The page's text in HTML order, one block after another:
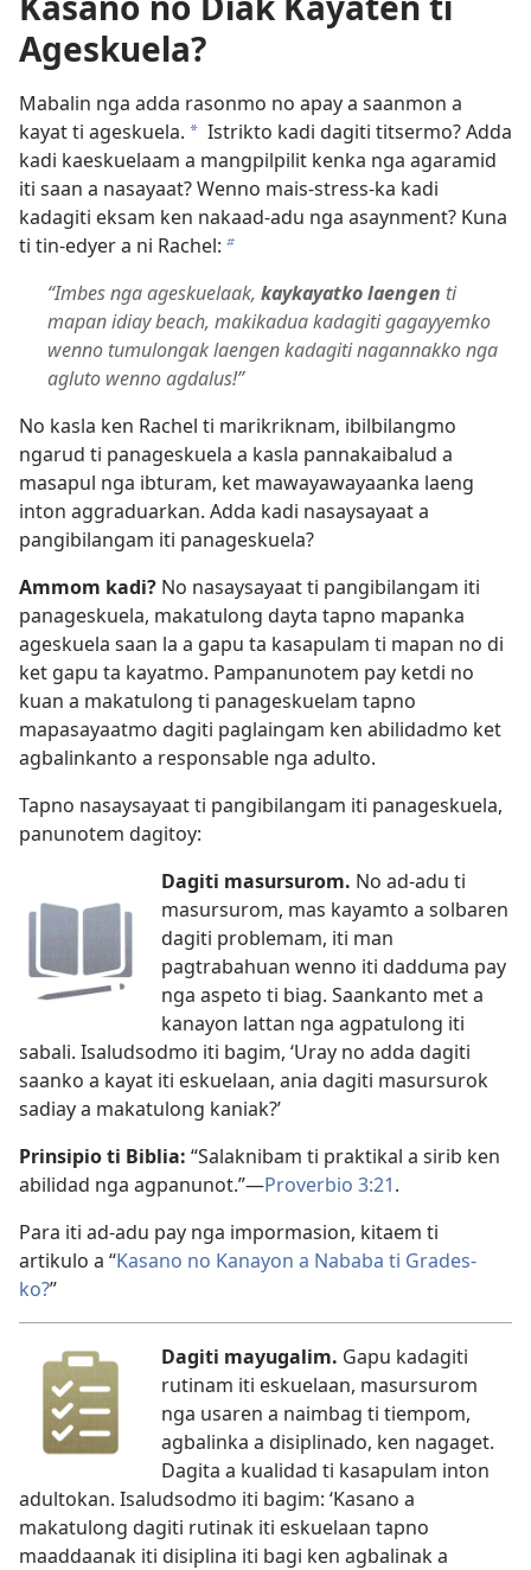
Ageskuela?
Mabalin nga adda rasonmo no apay a saanmon a
kayat ti ageskuela. a Istrikto kadi dagiti titsermo? Adda
kadi kaeskuelaam a mangpilpilit kenka nga agaramid
iti saan a nasayaat? Wenno mais-stress-ka kadi
kadagiti eksam ken nakaad-adu nga asaynment? Kuna
ti tin-edyer a ni Rachel: b
“Imbes nga ageskuelaak, kaykayatko laengen ti
mapan idiay beach, makikadua kadagiti gagayyemko
wenno tumulongak laengen kadagiti nagannakko nga
agluto wenno agdalus!”
No kasla ken Rachel ti marikriknam, ibilbilangmo
ngarud ti panageskuela a kasla pannakaibalud a
masapul nga ibturam, ket mawayawayaanka laeng
inton aggraduarkan. Adda kadi nasaysayaat a
pangibilangam iti panageskuela?
Ammom kadi? No nasaysayaat ti pangibilangam iti
panageskuela, makatulong dayta tapno mapanka
ageskuela saan la a gapu ta kasapulam ti mapan no di
ket gapu ta kayatmo. Pampanunotem pay ketdi no
kuan a makatulong ti panageskuelam tapno
mapasayaatmo dagiti paglaingam ken abilidadmo ket
agbalinkanto a responsable nga adulto.
Tapno nasaysayaat ti pangibilangam iti panageskuela,
panunotem dagitoy:
Dagiti masursurom. No ad-adu ti
masursurom, mas kayamto a solbaren
dagiti problemam, iti man
pagtrabahuan wenno iti dadduma pay
nga aspeto ti biag. Saankanto met a
kanayon lattan nga agpatulong iti
sabali. Isaludsodmo iti bagim, ‘Uray no adda dagiti
saanko a kayat iti eskuelaan, ania dagiti masursurok
sadiay a makatulong kaniak?’
Prinsipio ti Biblia: “Salaknibam ti praktikal a sirib ken
abilidad nga agpanunot.”—Proverbio 3:21.
Para iti ad-adu pay nga impormasion, kitaem ti
artikulo a “Kasano no Kanayon a Nababa ti Grades-
ko?”
Dagiti mayugalim. Gapu kadagiti
rutinam iti eskuelaan, masursurom
nga usaren a naimbag ti tiempom,
agbalinka a disiplinado, ken nagaget.
Dagita a kualidad ti kasapulam inton
adultokan. Isaludsodmo iti bagim: ‘Kasano a
makatulong dagiti rutinak iti eskuelaan tapno
maaddaanak iti disiplina iti bagi ken agbalinak a